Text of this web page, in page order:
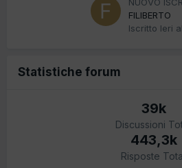
FILIBERTO
Iscritto Ieri
Statistiche forum
39k
Discussioni
443,3k
Risposte